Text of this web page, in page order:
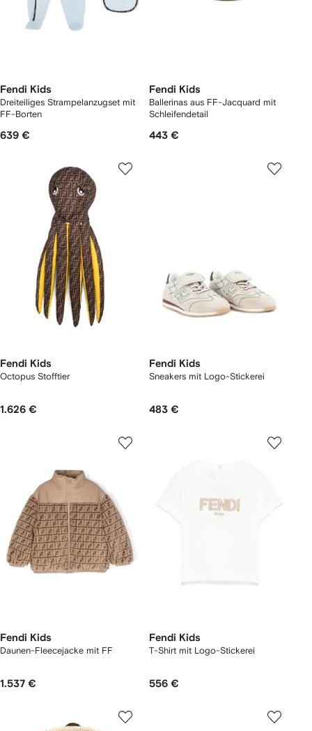
Fendi Kids
Dreiteiliges Strampelanzugset mit
FF-Borten
639 €
Fendi Kids
Ballerinas aus FF-Jacquard mit
Schleifendetail
443 €
Fendi Kids
Octopus Stofftier
1.626 €
Fendi Kids
Sneakers mit Logo-Stickerei
483 €
Fendi Kids
Daunen-Fleecejacke mit FF
1.537 €
Fendi Kids
T-Shirt mit Logo-Stickerei
556 €